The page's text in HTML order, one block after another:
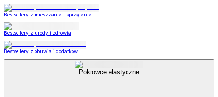
Bestsellery z mieszkania i sprzątania
Bestsellery z urody i zdrowia
Bestsellery z obuwia i dodatków
Pokrowce elastyczne